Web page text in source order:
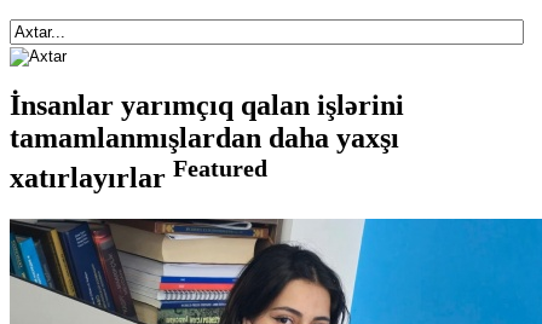
İnsanlar yarımçıq qalan işlərini
tamamlanmışlardan daha yaxşı
xatırlayırlar Featured